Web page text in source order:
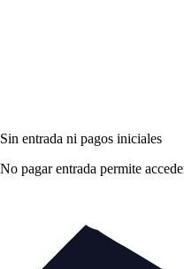
Sin entrada ni pagos iniciales
No pagar entrada permite